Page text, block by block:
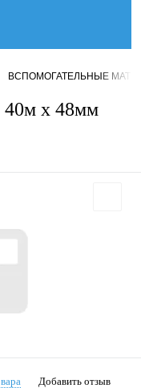
ВСПОМОГАТЕЛЬНЫЕ
40м х 48мм
Добавить отзыв